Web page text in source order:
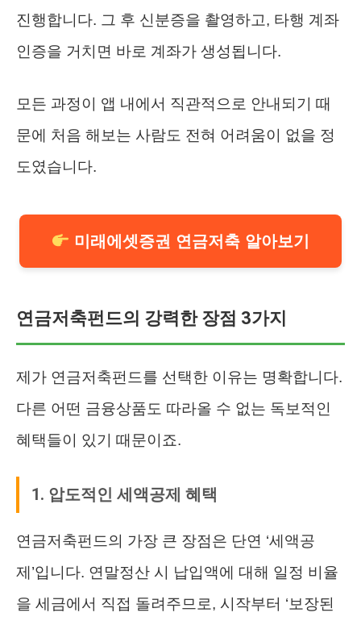
진행합니다. 그 후 신분증을 촬영하고, 타행 계좌
인증을 거치면 바로 계좌가 생성됩니다.
모든 과정이 앱 내에서 직관적으로 안내되기 때
문에 처음 해보는 사람도 전혀 어려움이 없을 정
도였습니다.
미래에셋증권 연금저축 알아보기
연금저축펀드의 강력한 장점 3가지
제가 연금저축펀드를 선택한 이유는 명확합니다.
다른 어떤 금융상품도 따라올 수 없는 독보적인
혜택들이 있기 때문이죠.
1. 압도적인 세액공제 혜택
연금저축펀드의 가장 큰 장점은 단연 ‘세액공
제’입니다. 연말정산 시 납입액에 대해 일정 비율
을 세금에서 직접 돌려주므로, 시작부터 ‘보장된